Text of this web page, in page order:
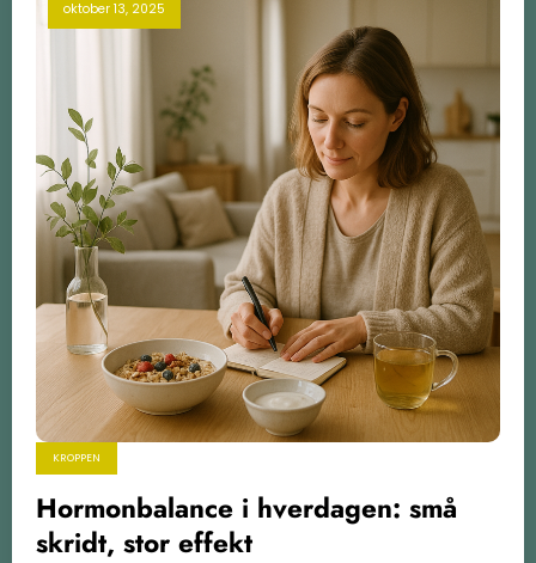
oktober 13, 2025
KROPPEN
Hormonbalance i hverdagen: små
skridt, stor effekt